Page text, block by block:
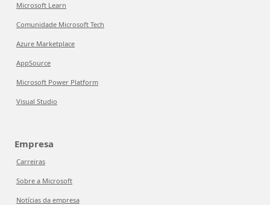
Microsoft Learn
Comunidade Microsoft Tech
Azure Marketplace
AppSource
Microsoft Power Platform
Visual Studio
Empresa
Carreiras
Sobre a Microsoft
Notícias da empresa